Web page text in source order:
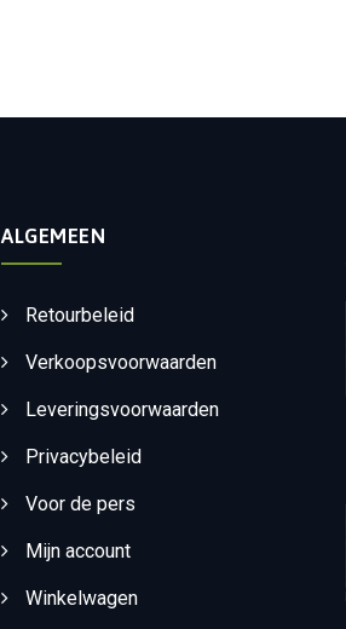
ALGEMEEN
Retourbeleid
Verkoopsvoorwaarden
Leveringsvoorwaarden
Privacybeleid
Voor de pers
Mijn account
Winkelwagen